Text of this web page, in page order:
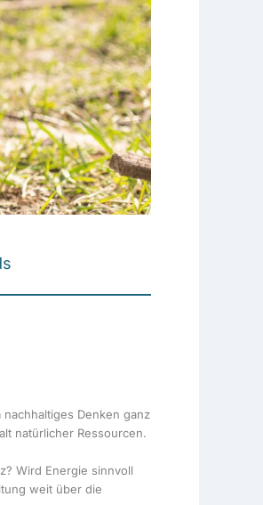
Denken ganz
natürlicher Ressourcen.
Wird Energie sinnvoll
weit über die